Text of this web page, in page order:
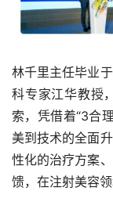
林千里主任毕业
科专家江华教授
索，凭借着“3合
美到技术的全面
性化的治疗方案
馈，在注射美容领